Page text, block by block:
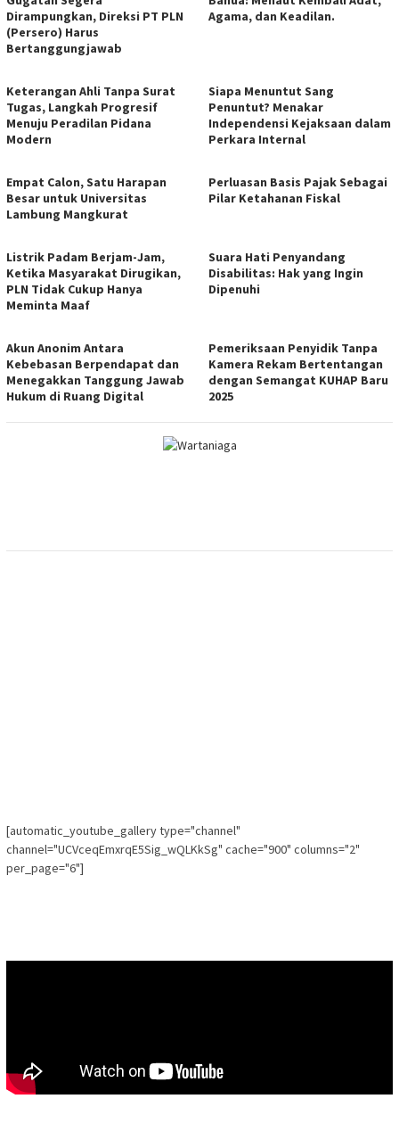
Dirampungkan, Direksi PT PLN
(Persero) Harus
Bertanggungjawab
Agama, dan Keadilan.
Keterangan Ahli Tanpa Surat
Tugas, Langkah Progresif
Menuju Peradilan Pidana
Modern
Siapa Menuntut Sang
Penuntut? Menakar
Independensi Kejaksaan dalam
Perkara Internal
Empat Calon, Satu Harapan
Besar untuk Universitas
Lambung Mangkurat
Perluasan Basis Pajak Sebagai
Pilar Ketahanan Fiskal
Listrik Padam Berjam-Jam,
Ketika Masyarakat Dirugikan,
PLN Tidak Cukup Hanya
Meminta Maaf
Suara Hati Penyandang
Disabilitas: Hak yang Ingin
Dipenuhi
Akun Anonim Antara
Kebebasan Berpendapat dan
Menegakkan Tanggung Jawab
Hukum di Ruang Digital
Pemeriksaan Penyidik Tanpa
Kamera Rekam Bertentangan
dengan Semangat KUHAP Baru
2025
[automatic_youtube_gallery type="channel"
channel="UCVceqEmxrqE5Sig_wQLKkSg" cache="900" columns="2"
per_page="6"]